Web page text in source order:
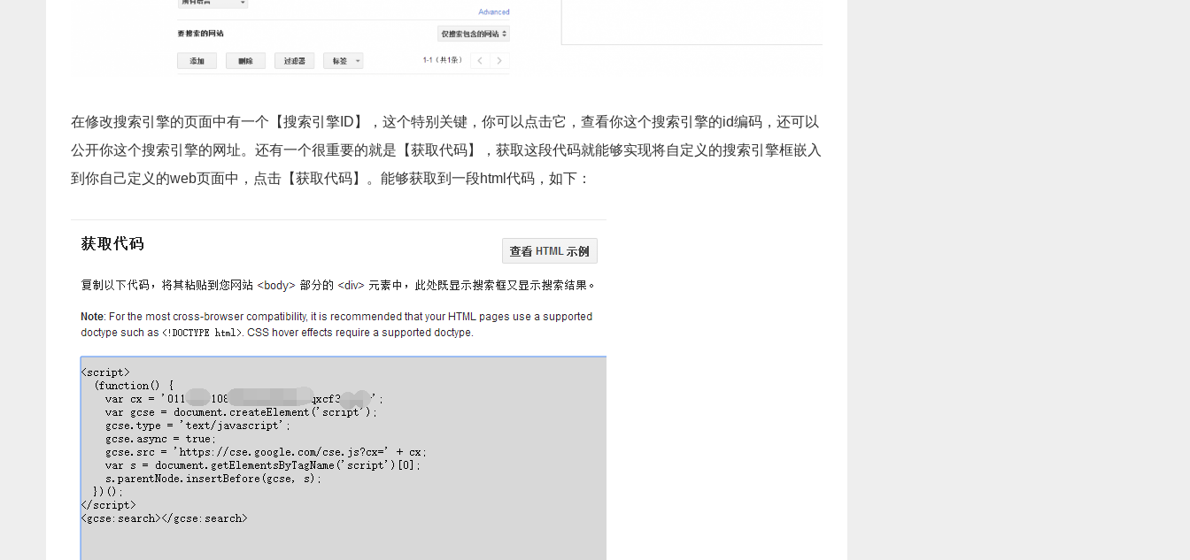
在修改搜索引擎的页面中有一个【搜索引擎ID】，这个特别关键，你可以点击它，查看你这个搜索引擎的id编码，还可以
公开你这个搜索引擎的网址。还有一个很重要的就是【获取代码】，获取这段代码就能够实现将自定义的搜索引擎框嵌入
到你自己定义的web页面中，点击【获取代码】。能够获取到一段html代码，如下：